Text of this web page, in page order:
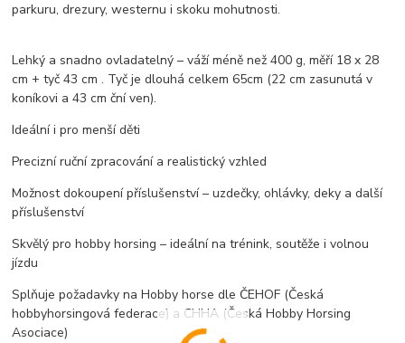
parkuru, drezury, westernu i skoku mohutnosti.
Lehký a snadno ovladatelný – váží méně než 400 g, měří 18 x 28
cm + tyč 43 cm . Tyč je dlouhá celkem 65cm (22 cm zasunutá v
koníkovi a 43 cm ční ven).
Ideální i pro menší děti
Precizní ruční zpracování a realistický vzhled
Možnost dokoupení příslušenství – uzdečky, ohlávky, deky a další
příslušenství
Skvělý pro hobby horsing – ideální na trénink, soutěže i volnou
jízdu
Splňuje požadavky na Hobby horse dle ČEHOF (Česká
hobbyhorsingová federace) a CHHA (Česká Hobby Horsing
Asociace)